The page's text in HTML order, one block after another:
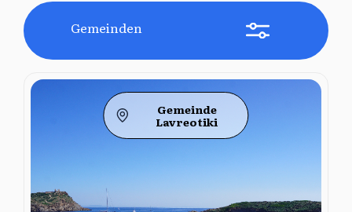
Gemeinden
Gemeinde
Lavreotiki